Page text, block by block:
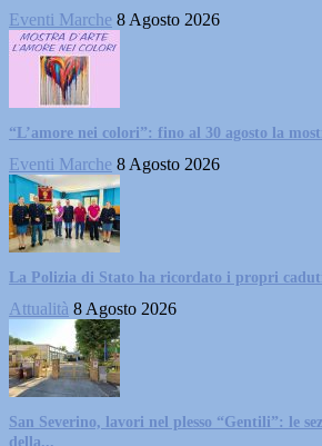
Eventi Marche 8 Agosto 2026
“L’amore nei colori”: fino al 30 agosto la
Eventi Marche 8 Agosto 2026
La Polizia di Stato ha ricordato i propri
Attualità 8 Agosto 2026
San Severino, lavori nel plesso “Gentili”: le
della...